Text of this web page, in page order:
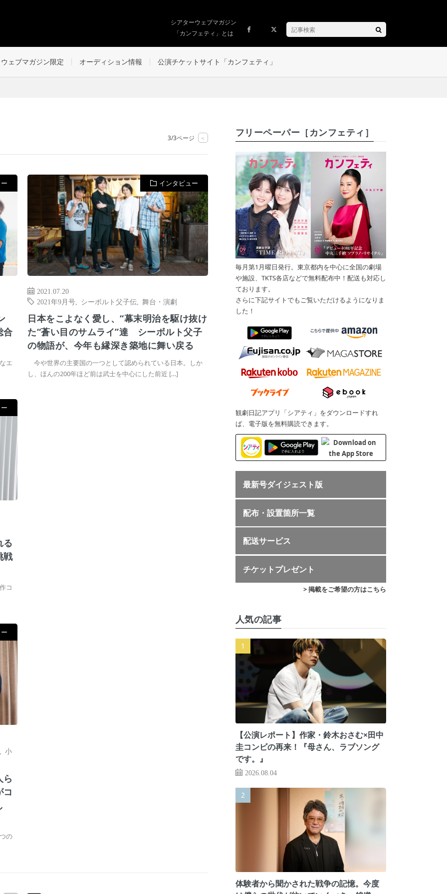
シアターウェブマガジン
「カンフェティ」とは
ウェブマガジン限定 オーディション情報 公演チケットサイト「カンフェティ」
3/3ページ <
合
エ
インタビュー
2021.07.20
2021年9月号
シーボルト父子伝 ,舞台・演劇
日本をこよなく愛し、“幕末明治を駆け抜け
た“蒼い目のサムライ”達 シーボルト父子
の物語が、今年も縁深き築地に舞い戻る
今や世界の主要国の一つとして認められている日本。しか
し、ほんの200年ほど前は武士を中心にした前近 […]
る
戦
コ
小
ら
の
フリーペーパー［カンフェティ］
毎月第1月曜日発行。東京都内を中心に全国の劇場
や施設、TKTS各店などで無料配布中！配送も対応し
ております。
さらに下記サイトでもご覧いただけるようになりま
した！
観劇日記アプリ「シアティ」をダウンロードすれ
ば、電子版を無料購読できます。
最新号ダイジェスト版
配布・設置箇所一覧
配送サービス
チケットプレゼント
> 掲載をご希望の方はこちら
人気の記事
【公演レポート】作家・鈴木おさむ×田中
圭コンビの再来！『母さん、ラブソング
です。』
2026.08.04
体験者から聞かされた戦争の記憶。今度